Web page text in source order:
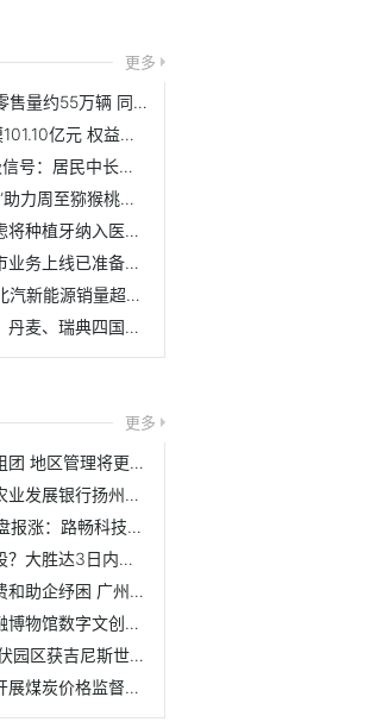
更多
乘联会：10月新能源车零售量约55万辆 同比增长73.5%
10月8只可转债发行规模101.10亿元 权益类市场回暖
9月金融数据释放的积极信号：居民中长期贷款有望企稳
工行西安分行：“兴农贷”助力周至猕猴桃产业发展
国家医保局：暂时未考虑将种植牙纳入医保支付范围
上交所：科创板股票做市业务上线已准备就绪
10月上市车企成绩单：北汽新能源销量超4279辆同比增69%
蔚来宣布在德国、荷兰、丹麦、瑞典四国市场提供服务
更多
世茂集团撤销片区成立组团 地区管理将更加扁平化
江苏江都农商行与中国农业发展银行扬州市江都区支行举行战略合作
7月7日北斗导航板块收盘报涨：路畅科技领涨 达华智能、中科...
纸包装概念共有几支个股？大胜达3日内股价上涨0.98%
稳供保链、稳投资促消费和助企纾困 广州经济运行呈现恢复态势
让文化“活”起来 岭南金融博物馆数字文创正式发布
全球最大 海南州生态光伏园区获吉尼斯世界纪录
市场监管总局部署各地开展煤炭价格监督检查工作